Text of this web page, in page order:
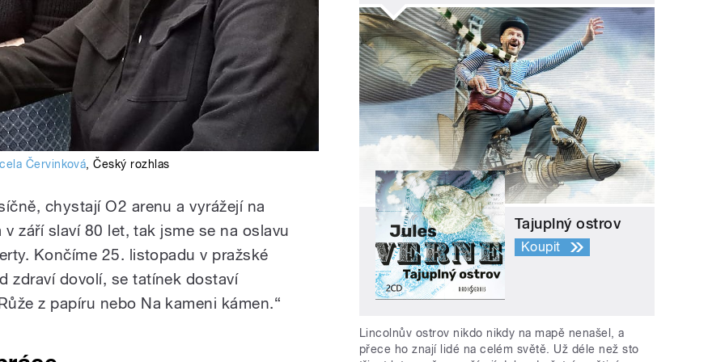
Červinková,Český rozhlas
chystají O2 arenu a vyrážejí na
září slaví 80 let, tak jsme se na oslavu
Končíme 25. listopadu v pražské
zdraví dovolí, se tatínek dostaví
z papíru nebo Na kameni kámen.“
Tajuplný ostrov
Koupit
Lincolnův ostrov nikdo nikdy na mapě nenašel, a
přece ho znají lidé na celém světě. Už déle než sto